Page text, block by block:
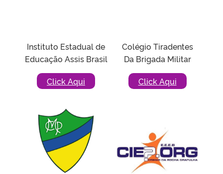
Instituto Estadual de
Educação Assis Brasil
Click Aqui
Colégio Tiradentes
Da Brigada Militar
Click Aqui